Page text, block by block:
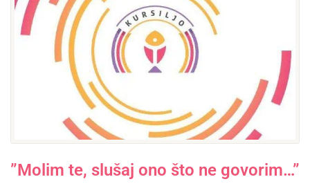
”Molim te, slušaj ono što ne govorim…”